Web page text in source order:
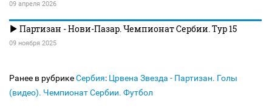
09 апреля 2026
Партизан - Нови-Пазар. Чемпионат Сербии. Тур 15
09 ноября 2025
Ранее в рубрикеСербия: Црвена Звезда - Партизан. Голы
(видео). Чемпионат Сербии. Футбол